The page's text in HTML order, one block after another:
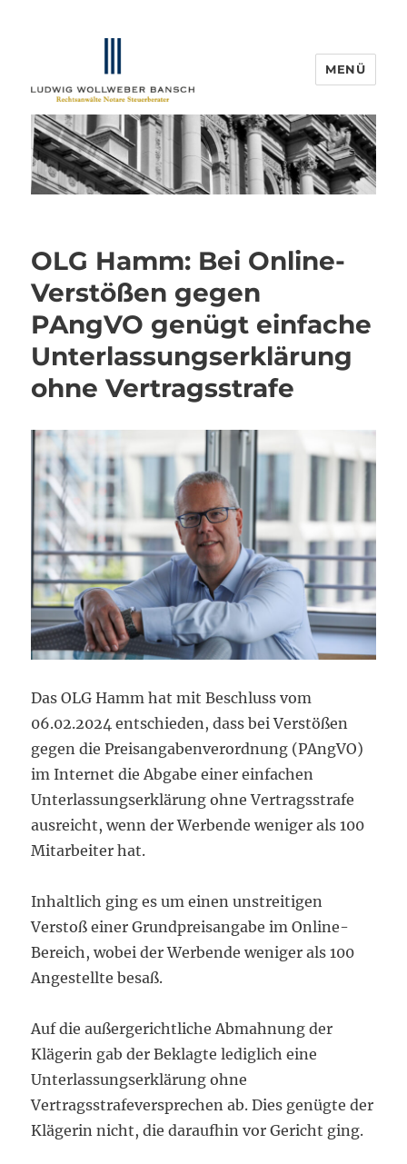
IP-Blogger.de
MENÜ
OLG Hamm: Bei Online-
Verstößen gegen
PAngVO genügt einfache
Unterlassungserklärung
ohne Vertragsstrafe
Das OLG Hamm hat mit Beschluss vom
06.02.2024 entschieden, dass bei Verstößen
gegen die Preisangabenverordnung (PAngVO)
im Internet die Abgabe einer einfachen
Unterlassungserklärung ohne Vertragsstrafe
ausreicht, wenn der Werbende weniger als 100
Mitarbeiter hat.
Inhaltlich ging es um einen unstreitigen
Verstoß einer Grundpreisangabe im Online-
Bereich, wobei der Werbende weniger als 100
Angestellte besaß.
Auf die außergerichtliche Abmahnung der
Klägerin gab der Beklagte lediglich eine
Unterlassungserklärung ohne
Vertragsstrafeversprechen ab. Dies genügte der
Klägerin nicht, die daraufhin vor Gericht ging.